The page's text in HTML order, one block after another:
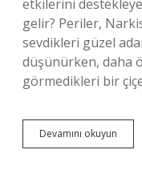
etkilerini
gelir? Periler,
sevdikleri güzel
düşünürken, daha
görmedikleri bir
Devamını okuyun